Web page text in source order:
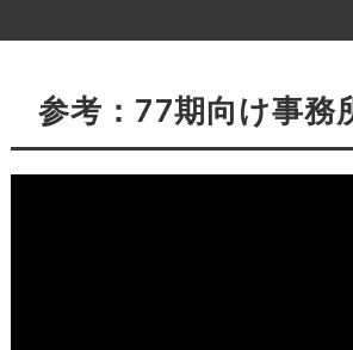
参考：77期向け事務